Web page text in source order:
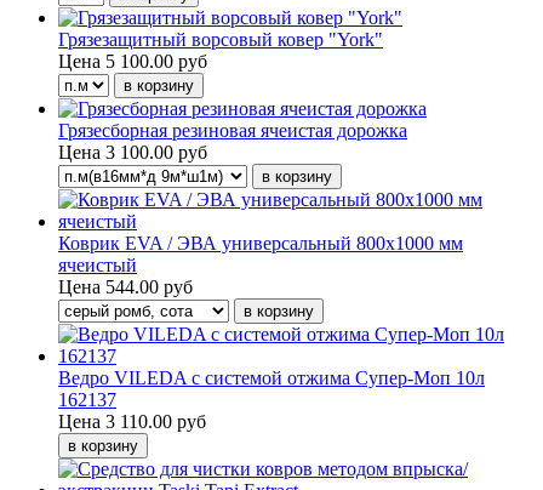
Грязезащитный ворсовый ковер "York"
Цена 5 100.00 руб
Грязесборная резиновая ячеистая дорожка
Цена 3 100.00 руб
Коврик EVA / ЭВА универсальный 800х1000 мм
ячеистый
Цена 544.00 руб
Ведро VILEDA с системой отжима Супер-Моп 10л
162137
Цена 3 110.00 руб